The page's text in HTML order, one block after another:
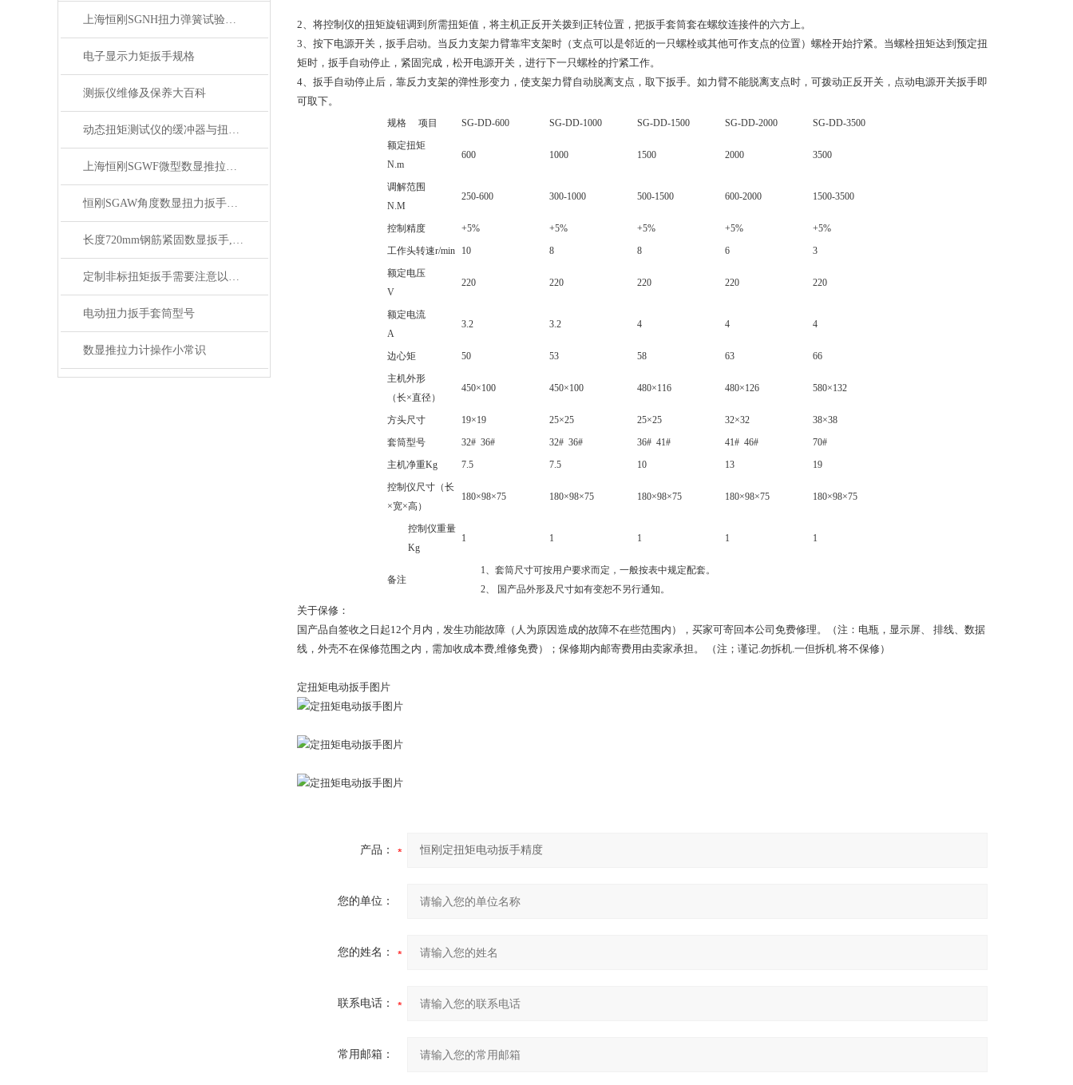
上海恒刚SGNH扭力弹簧试验机核心技术参数与整机性能详解
电子显示力矩扳手规格
测振仪维修及保养大百科
动态扭矩测试仪的缓冲器与扭矩测试程序
上海恒刚SGWF微型数显推拉力计技术参数解析与选型应用
恒刚SGAW角度数显扭力扳手技术参数与性能介绍
长度720mm钢筋紧固数显扳手,SGGQ钢筋数显紧固扭矩扳手
定制非标扭矩扳手需要注意以下几点
电动扭力扳手套筒型号
数显推拉力计操作小常识
2、将控制仪的扭矩旋钮调到所需扭矩值，将主机正反开关拨到正转位置，把扳手套筒套在螺纹连接件的六方上。
3、按下电源开关，扳手启动。当反力支架力臂靠牢支架时（支点可以是邻近的一只螺栓或其他可作支点的位置）螺栓开始拧紧。当螺栓扭矩达到预定扭
矩时，扳手自动停止，紧固完成，松开电源开关，进行下一只螺栓的拧紧工作。
4、扳手自动停止后，靠反力支架的弹性形变力，使支架力臂自动脱离支点，取下扳手。如力臂不能脱离支点时，可拨动正反开关，点动电源开关扳手即
可取下。
规格 项目 SG-DD-600 SG-DD-1000 SG-DD-1500 SG-DD-2000
SG-DD-3500
额定扭矩
N.m
600 1000 1500 2000 3500
调解范围
N.M
250-600 300-1000 500-1500 600-2000 1500-3500
控制精度 +5% +5% +5% +5%
+5%
工作头转速r/min
10 8 8 6
3
额定电压
V
220 220 220 220 220
额定电流
A
3.2 3.2 4 4 4
边心矩 50 53 58 63
66
主机外形
（长×直径）
450×100 450×100 480×116 480×126 580×132
方头尺寸 19×19 25×25 25×25 32×32
38×38
套筒型号
32# 36# 32# 36# 36# 41# 41# 46#
70#
主机净重Kg
7.5 7.5 10 13
19
控制仪尺寸（长
×宽×高）
180×98×75 180×98×75 180×98×75 180×98×75 180×98×75
控制仪重量
Kg
1 1 1 1 1
备注
1、套筒尺寸可按用户要求而定，一般按表中规定配套。
2、 国产品外形及尺寸如有变恕不另行通知。
关于保修：
国产品自签收之日起12个月内，发生功能故障（人为原因造成的故障不在些范围内），买家可寄回本公司免费修理。（注：电瓶，显示屏、 排线、数据
线，外壳不在保修范围之内，需加收成本费,维修免费）；保修期内邮寄费用由卖家承担。 （注；谨记.勿拆机.一但拆机.将不保修）
定扭矩电动扳手图片
产品：
您的单位：
您的姓名：
联系电话：
常用邮箱：